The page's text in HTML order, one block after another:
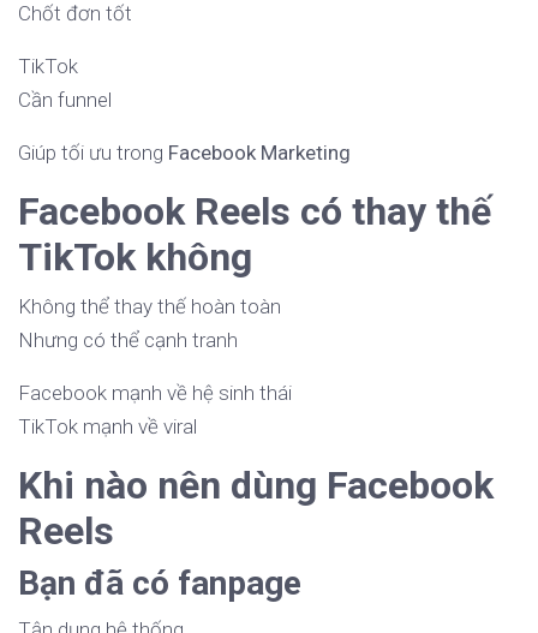
Chốt đơn tốt
TikTok
Cần funnel
Giúp tối ưu trong Facebook Marketing
Facebook Reels có thay thế
TikTok không
Không thể thay thế hoàn toàn
Nhưng có thể cạnh tranh
Facebook mạnh về hệ sinh thái
TikTok mạnh về viral
Khi nào nên dùng Facebook
Reels
Bạn đã có fanpage